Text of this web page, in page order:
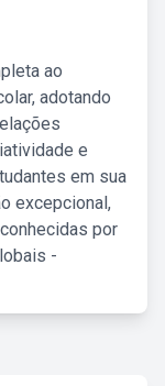
ao
adotando
e
em sua
excepcional,
por
-